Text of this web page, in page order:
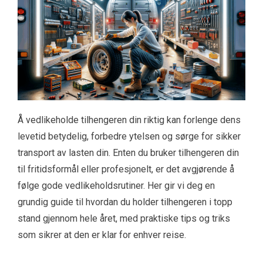
Å vedlikeholde tilhengeren din riktig kan forlenge dens
levetid betydelig, forbedre ytelsen og sørge for sikker
transport av lasten din. Enten du bruker tilhengeren din
til fritidsformål eller profesjonelt, er det avgjørende å
følge gode vedlikeholdsrutiner. Her gir vi deg en
grundig guide til hvordan du holder tilhengeren i topp
stand gjennom hele året, med praktiske tips og triks
som sikrer at den er klar for enhver reise.